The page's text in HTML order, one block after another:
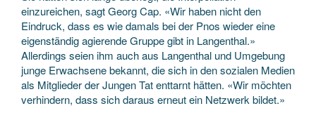
einzureichen, sagt Georg Cap. «Wir haben nicht den
Eindruck, dass es wie damals bei der Pnos wieder eine
eigenständig agierende Gruppe gibt in Langenthal.»
Allerdings seien ihm auch aus Langenthal und Umgebung
junge Erwachsene bekannt, die sich in den sozialen Medien
als Mitglieder der Jungen Tat enttarnt hätten. «Wir möchten
verhindern, dass sich daraus erneut ein Netzwerk bildet.»